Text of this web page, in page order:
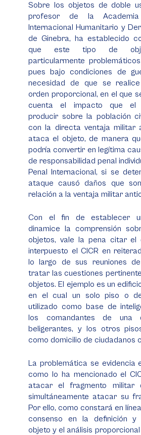
Sobre los objetos de doble
profesor de la
Internacional Humanitario y
de Ginebra, ha establecido
que este tipo de
particularmente
pues bajo condiciones de
necesidad de que se
orden proporcional, en el que
cuenta el impacto que el
producir sobre la población
con la directa ventaja militar
ataca el objeto, de manera
podría convertir en legítima
de responsabilidad penal
Penal Internacional, si se
ataque causó daños que
relación a la ventaja militar
Con el fin de establecer
dinamice la comprensión
objetos, vale la pena citar el
interpuesto el CICR en
lo largo de sus reuniones
tratar las cuestiones
objetos. El ejemplo es un
en el cual un solo piso o
utilizado como base de
los comandantes de una
beligerantes, y los otros
como domicilio de ciudadanos
La problemática se evidencia
como lo ha mencionado el
atacar el fragmento militar
simultáneamente atacar su
Por ello, como constará en
consenso en la definición y
objeto y el análisis